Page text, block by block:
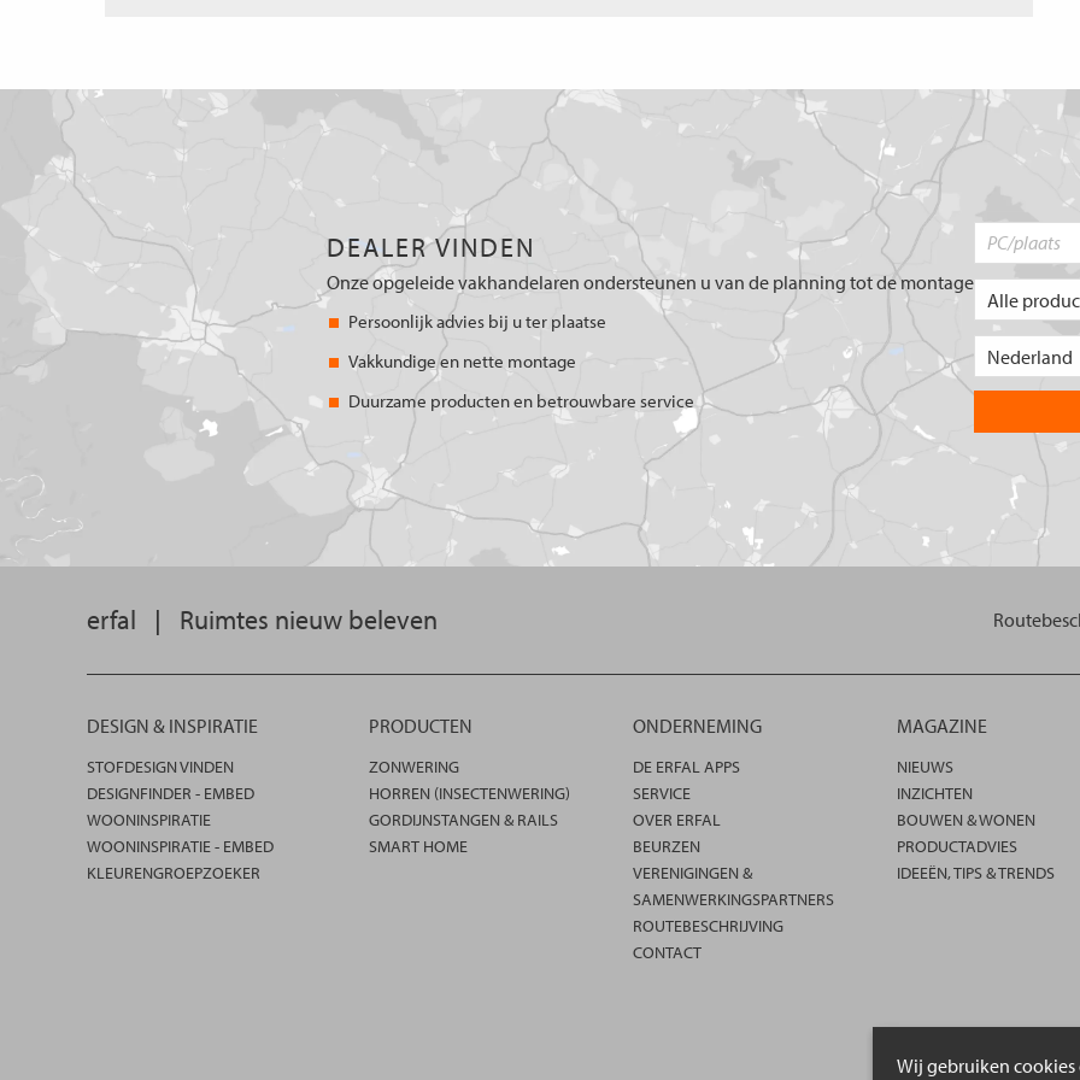
Wij gebruiken
DEALER VINDEN
Onze opgeleide vakhandelaren ondersteunen u van de planning tot de montage
Persoonlijk advies bij u ter plaatse
Vakkundige en nette montage
Duurzame producten en betrouwbare service
erfal | Ruimtes nieuw beleven
DESIGN & INSPIRATIE
STOFDESIGN VINDEN
DESIGNFINDER - EMBED
WOONINSPIRATIE
WOONINSPIRATIE - EMBED
KLEURENGROEPZOEKER
PRODUCTEN
ZONWERING
HORREN (INSECTENWERING)
GORDIJNSTANGEN & RAILS
SMART HOME
ONDERNEMING
DE ERFAL APPS
SERVICE
OVER ERFAL
BEURZEN
VERENIGINGEN &
SAMENWERKINGSPARTNERS
ROUTEBESCHRIJVING
CONTACT
MAGAZINE
NIEUWS
INZICHTEN
BOUWEN & WONEN
PRODUCTADVIES
IDEEËN, TIPS & TRENDS